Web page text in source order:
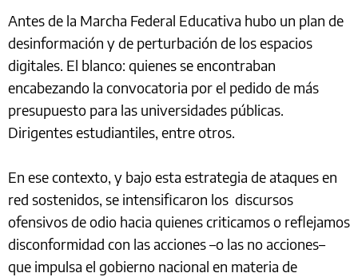
Antes de la Marcha Federal Educativa hubo un plan de
desinformación y de perturbación de los espacios
digitales. El blanco: quienes se encontraban
encabezando la convocatoria por el pedido de más
presupuesto para las universidades públicas.
Dirigentes estudiantiles, entre otros.
En ese contexto, y bajo esta estrategia de ataques en
red sostenidos, se intensificaron los discursos
ofensivos de odio hacia quienes criticamos o reflejamos
disconformidad con las acciones –o las no acciones–
que impulsa el gobierno nacional en materia de